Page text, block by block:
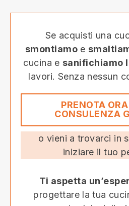
Se acquisti una
smontiamo e
cucina e sanifichiamo
lavori. Senza nessun
PRENOTA
CONSULENZA
o vieni a trovarci in
iniziare il tuo
Ti aspetta
progettare la tua